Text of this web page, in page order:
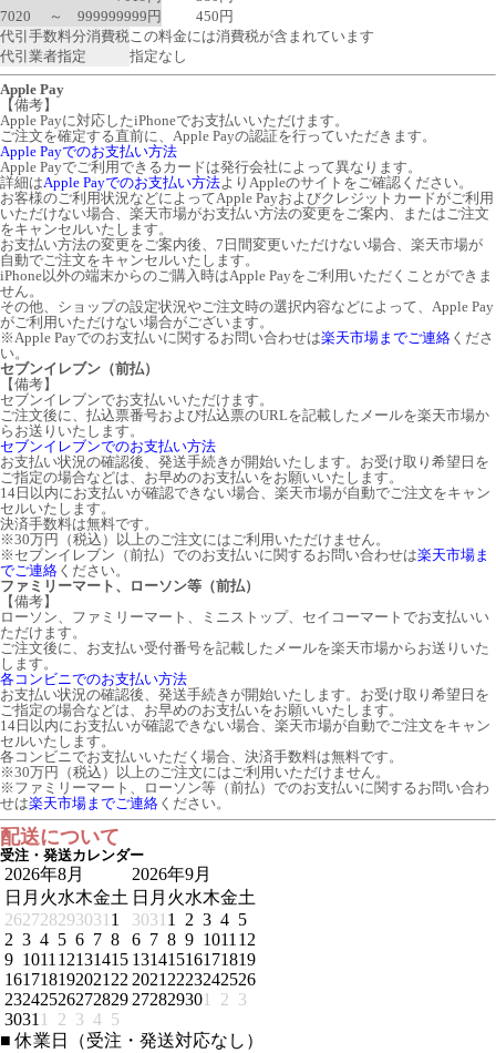
7020 ～ 999999999円
450円
代引手数料分消費税この料金には消費税が含まれています
代引業者指定
指定なし
Apple Pay
【備考】
Apple Payに対応したiPhoneでお支払いいただけます。
ご注文を確定する直前に、Apple Payの認証を行っていただきます。
Apple Payでのお支払い方法
Apple Payでご利用できるカードは発行会社によって異なります。
詳細はApple Payでのお支払い方法よりAppleのサイトをご確認ください。
お客様のご利用状況などによってApple Payおよびクレジットカードがご利用
いただけない場合、楽天市場がお支払い方法の変更をご案内、またはご注文
をキャンセルいたします。
お支払い方法の変更をご案内後、7日間変更いただけない場合、楽天市場が
自動でご注文をキャンセルいたします。
iPhone以外の端末からのご購入時はApple Payをご利用いただくことができま
せん。
その他、ショップの設定状況やご注文時の選択内容などによって、Apple Pay
がご利用いただけない場合がございます。
※Apple Payでのお支払いに関するお問い合わせは楽天市場までご連絡 くださ
い。
セブンイレブン（前払）
【備考】
セブンイレブンでお支払いいただけます。
ご注文後に、払込票番号および払込票のURLを記載したメールを楽天市場か
らお送りいたします。
セブンイレブンでのお支払い方法
お支払い状況の確認後、発送手続きが開始いたします。お受け取り希望日を
ご指定の場合などは、お早めのお支払いをお願いいたします。
14日以内にお支払いが確認できない場合、楽天市場が自動でご注文をキャン
セルいたします。
決済手数料は無料です。
※30万円（税込）以上のご注文にはご利用いただけません。
※セブンイレブン（前払）でのお支払いに関するお問い合わせは楽天市場ま
でご連絡 ください。
ファミリーマート、ローソン等（前払）
【備考】
ローソン、ファミリーマート、ミニストップ、セイコーマートでお支払いい
ただけます。
ご注文後に、お支払い受付番号を記載したメールを楽天市場からお送りいた
します。
各コンビニでのお支払い方法
お支払い状況の確認後、発送手続きが開始いたします。お受け取り希望日を
ご指定の場合などは、お早めのお支払いをお願いいたします。
14日以内にお支払いが確認できない場合、楽天市場が自動でご注文をキャン
セルいたします。
各コンビニでお支払いいただく場合、決済手数料は無料です。
※30万円（税込）以上のご注文にはご利用いただけません。
※ファミリーマート、ローソン等（前払）でのお支払いに関するお問い合わ
せは楽天市場までご連絡 ください。
配送について
受注・発送カレンダー
2026年8月
日 月 火水木金土
262728293031 1
2 3 4 5 6 7 8
9 1011 12131415
161718192021 22
23242526272829
3031 1 2 3 4 5
2026年9月
日 月 火水木金土
3031 1 2 3 4 5
6 7 8 9 1011 12
13141516171819
2021 2223242526
272829301 2 3
■ 休業日（受注・発送対応なし）